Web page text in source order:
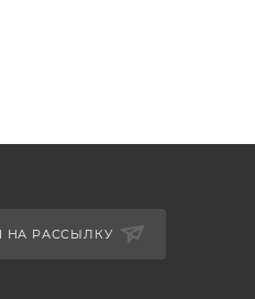
НА РАССЫЛКУ